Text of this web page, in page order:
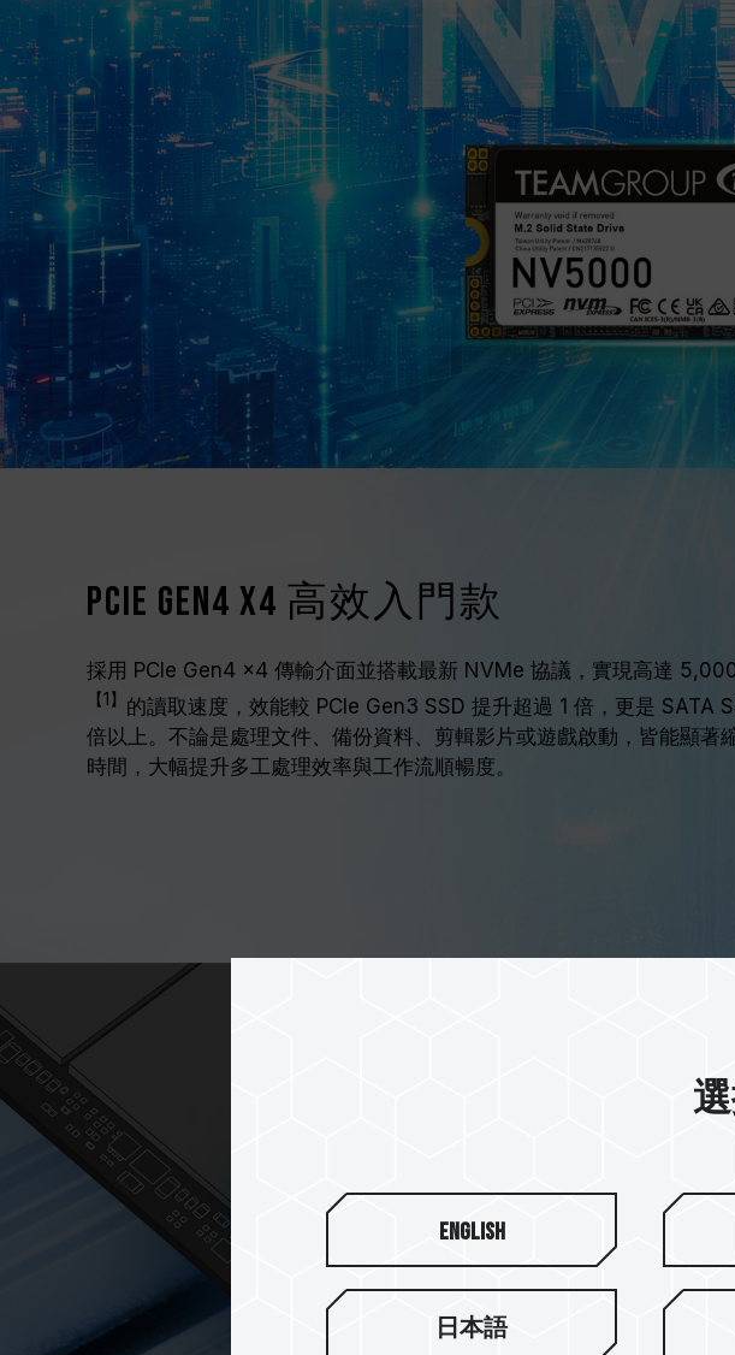
PCIe Gen4 x4 高效入門款
採用 PCIe Gen4 x4 傳輸介面並搭載最新 NVMe 協議，實現高達
【1】 的讀取速度，效能較 PCIe Gen3 SSD 提升超過 1 倍，更是 SATA
倍以上。不論是處理文件、備份資料、剪輯影片或遊戲啟動，皆能顯著
時間，大幅提升多工處理效率與工作流順暢度。
English
日本語